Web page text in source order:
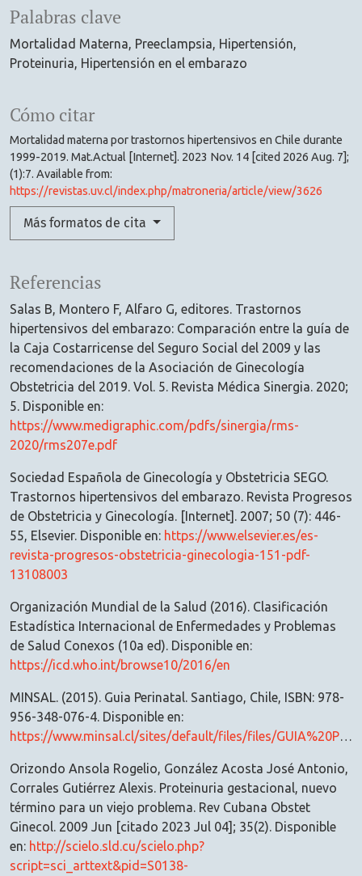
Palabras clave
Mortalidad Materna Preeclampsia Hipertensión
Proteinuria Hipertensión en el embarazo
Cómo citar
Mortalidad materna por trastornos hipertensivos en Chile durante
1999-2019. Mat.Actual [Internet]. 2023 Nov. 14 [cited 2026 Aug. 7];
(1):7. Available from:
https://revistas.uv.cl/index.php/matroneria/article/view/3626
Más formatos de cita
Referencias
Salas B, Montero F, Alfaro G, editores. Trastornos
hipertensivos del embarazo: Comparación entre la guía de
la Caja Costarricense del Seguro Social del 2009 y las
recomendaciones de la Asociación de Ginecología
Obstetricia del 2019. Vol. 5. Revista Médica Sinergia. 2020;
5. Disponible en:
https://www.medigraphic.com/pdfs/sinergia/rms-
2020/rms207e.pdf
Sociedad Española de Ginecología y Obstetricia SEGO.
Trastornos hipertensivos del embarazo. Revista Progresos
de Obstetricia y Ginecología. [Internet]. 2007; 50 (7): 446-
55, Elsevier. Disponible en: https://www.elsevier.es/es-
revista-progresos-obstetricia-ginecologia-151-pdf-
13108003
Organización Mundial de la Salud (2016). Clasificación
Estadística Internacional de Enfermedades y Problemas
de Salud Conexos (10a ed). Disponible en:
https://icd.who.int/browse10/2016/en
MINSAL. (2015). Guia Perinatal. Santiago, Chile, ISBN: 978-
956-348-076-4. Disponible en:
https://www.minsal.cl/sites/default/files/files/GUIA%20PERINATAL_2015_%20PARA%20PUBLICAR.pdf
Orizondo Ansola Rogelio, González Acosta José Antonio,
Corrales Gutiérrez Alexis. Proteinuria gestacional, nuevo
término para un viejo problema. Rev Cubana Obstet
Ginecol. 2009 Jun [citado 2023 Jul 04]; 35(2). Disponible
en: http://scielo.sld.cu/scielo.php?
script=sci_arttext&pid=S0138-